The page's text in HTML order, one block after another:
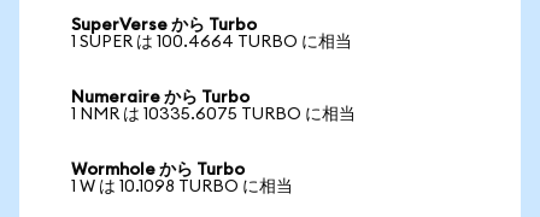
SuperVerse から Turbo
1 SUPER は 100.4664 TURBO に相当
Numeraire から Turbo
1 NMR は 10335.6075 TURBO に相当
Wormhole から Turbo
1 W は 10.1098 TURBO に相当